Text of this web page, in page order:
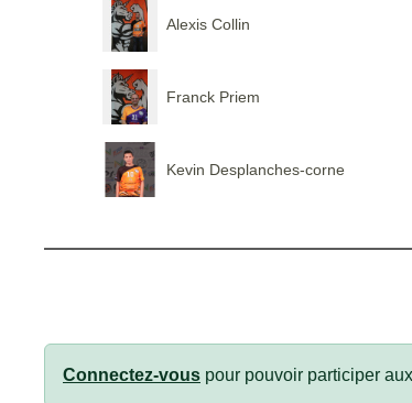
Alexis Collin
Franck Priem
Kevin Desplanches-corne
Connectez-vous pour pouvoir participer